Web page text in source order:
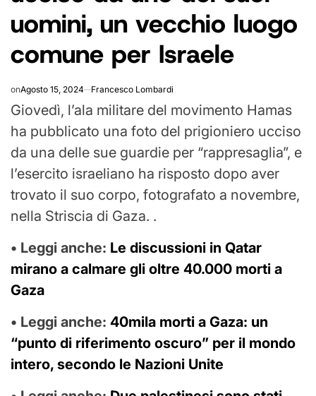
uomini, un vecchio luogo
comune per Israele
onAgosto 15, 2024 Francesco Lombardi
Giovedì, l’ala militare del movimento Hamas
ha pubblicato una foto del prigioniero ucciso
da una delle sue guardie per “rappresaglia”, e
l’esercito israeliano ha risposto dopo aver
trovato il suo corpo, fotografato a novembre,
nella Striscia di Gaza. .
• Leggi anche: Le discussioni in Qatar
mirano a calmare gli oltre 40.000 morti a
Gaza
• Leggi anche: 40mila morti a Gaza: un
“punto di riferimento oscuro” per il mondo
intero, secondo le Nazioni Unite